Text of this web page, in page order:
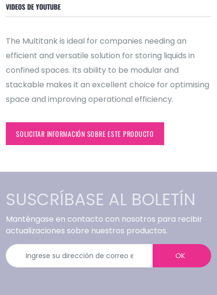
VIDEOS DE YOUTUBE
The Multitank is ideal for companies needing an
efficient and versatile solution for storing liquids in
confined spaces. Its ability to be modular and
stackable makes it an excellent choice for optimising
space and improving operational efficiency.
SOLICITAR INFORMACIÓN SOBRE ESTE PRODUCTO
SUSCRÍBASE AL BOLETÍN
Manténgase en contacto con nosotros para recibir
actualizaciones sobre nuestros productos.
OK